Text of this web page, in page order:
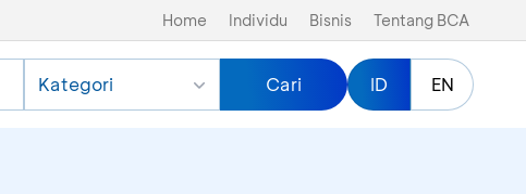
Home Individu Bisnis Tentang BCA
Kategori Cari ID EN